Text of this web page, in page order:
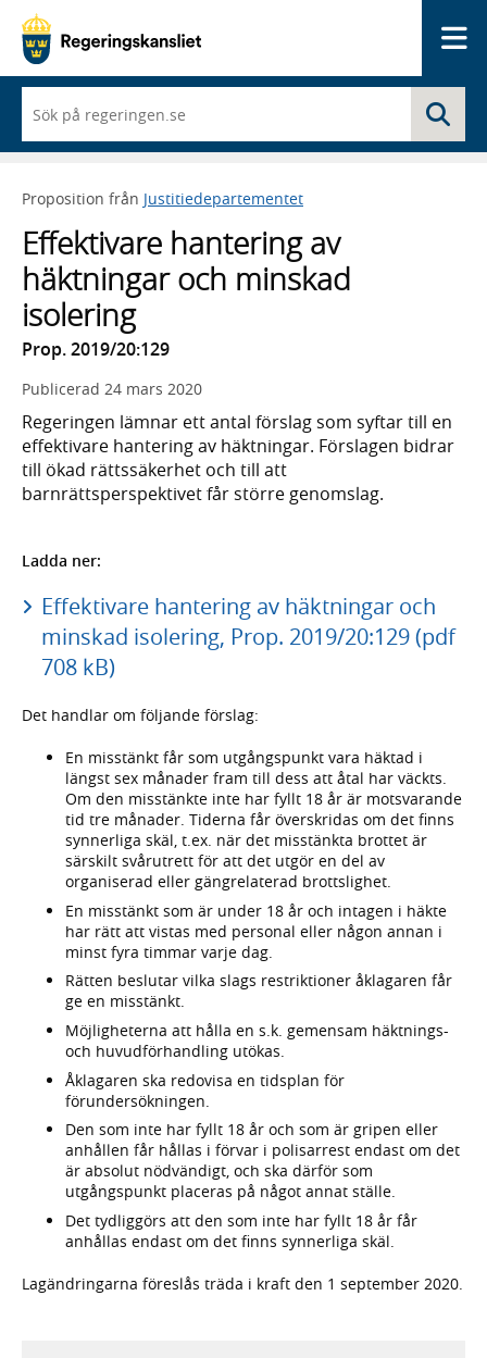
du
börjar
skriva
framträder
lista
med
sökförslag
Proposition från Justitiedepartementet
Effektivare hantering av
häktningar och minskad
isolering
Prop. 2019/20:129
Publicerad 24 mars 2020
Regeringen lämnar ett antal förslag som syftar till en
effektivare hantering av häktningar. Förslagen bidrar
till ökad rättssäkerhet och till att
barnrättsperspektivet får större genomslag.
Ladda ner:
Effektivare hantering av häktningar och
minskad isolering, Prop. 2019/20:129 (pdf
708 kB)
Det handlar om följande förslag:
En misstänkt får som utgångspunkt vara häktad i
längst sex månader fram till dess att åtal har väckts.
Om den misstänkte inte har fyllt 18 år är motsvarande
tid tre månader. Tiderna får överskridas om det finns
synnerliga skäl, t.ex. när det misstänkta brottet är
särskilt svårutrett för att det utgör en del av
organiserad eller gängrelaterad brottslighet.
En misstänkt som är under 18 år och intagen i häkte
har rätt att vistas med personal eller någon annan i
minst fyra timmar varje dag.
Rätten beslutar vilka slags restriktioner åklagaren får
ge en misstänkt.
Möjligheterna att hålla en s.k. gemensam häktnings-
och huvudförhandling utökas.
Åklagaren ska redovisa en tidsplan för
förundersökningen.
Den som inte har fyllt 18 år och som är gripen eller
anhållen får hållas i förvar i polisarrest endast om det
är absolut nödvändigt, och ska därför som
utgångspunkt placeras på något annat ställe.
Det tydliggörs att den som inte har fyllt 18 år får
anhållas endast om det finns synnerliga skäl.
Lagändringarna föreslås träda i kraft den 1 september 2020.